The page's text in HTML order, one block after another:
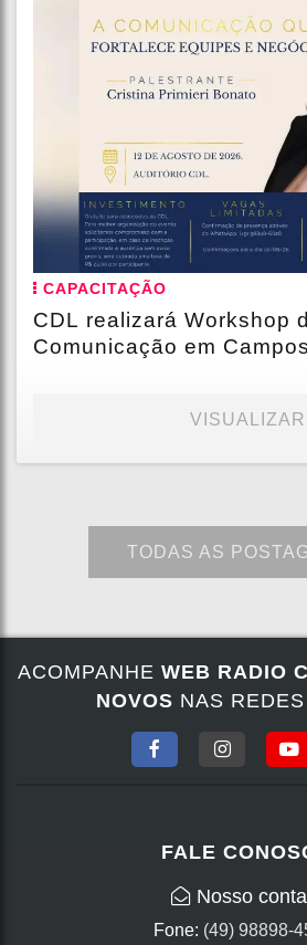
CAPACITAÇÃO
CDL realizará Workshop
Comunicação em
VISUALIZAR
TODAS AS
ACOMPANHE WEB RADIO
NOVOS NAS
FALE
Nosso
Fone: (49) 98898-